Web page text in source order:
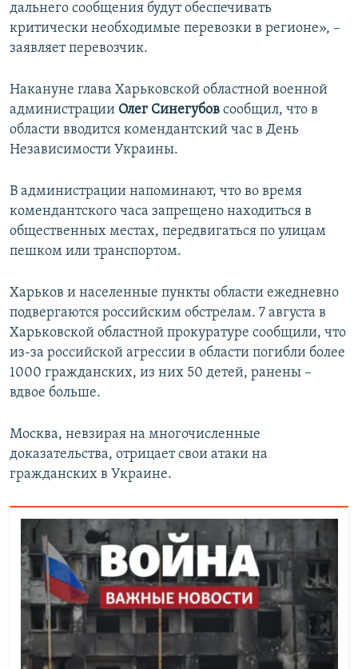
дальнего сообщения будут обеспечивать
критически необходимые перевозки в регионе», –
заявляет перевозчик.
Накануне глава Харьковской областной военной
администрации Олег Синегубов сообщил, что в
области вводится комендантский час в День
Независимости Украины.
В администрации напоминают, что во время
комендантского часа запрещено находиться в
общественных местах, передвигаться по улицам
пешком или транспортом.
Харьков и населенные пункты области ежедневно
подвергаются российским обстрелам. 7 августа в
Харьковской областной прокуратуре сообщили, что
из-за российской агрессии в области погибли более
1000 гражданских, из них 50 детей, ранены –
вдвое больше.
Москва, невзирая на многочисленные
доказательства, отрицает свои атаки на
гражданских в Украине.